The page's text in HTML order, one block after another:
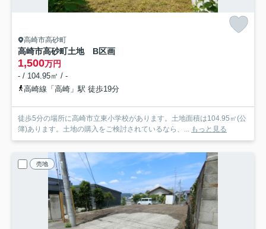
高崎市高砂町
高崎市高砂町土地 B区画
1,500万円
- / 104.95㎡ / -
高崎線「高崎」駅 徒歩19分
徒歩5分の場所に高崎市立東小学校があります。土地面積は104.95㎡(公
簿)あります。土地の購入をご検討されているなら、... もっと見る
売地